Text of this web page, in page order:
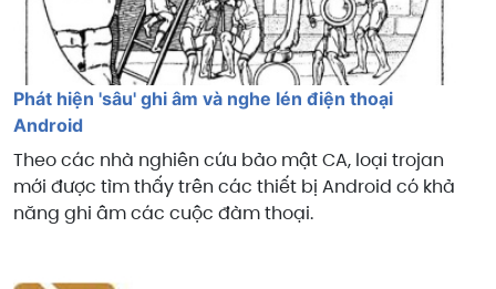
Phát hiện 'sâu' ghi âm và nghe lén điện thoại
Android
Theo các nhà nghiên cứu bảo mật CA, loại trojan
mới được tìm thấy trên các thiết bị Android có khả
năng ghi âm các cuộc đàm thoại.